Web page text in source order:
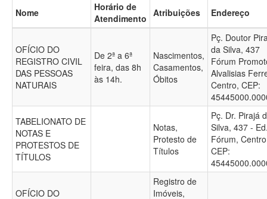
Nome
Horário de
Atendimento Atribuições Endereço
OFÍCIO DO
REGISTRO CIVIL
DAS PESSOAS
NATURAIS
De 2ª a 6ª
feira, das 8h
às 14h.
Nascimentos,
Casamentos,
Óbitos
Pç. Doutor
da Silva, 437
Fórum
Alvalisias
Centro, CEP:
TABELIONATO DE
NOTAS E
PROTESTOS DE
TÍTULOS
Notas,
Protesto de
Títulos
Pç. Dr. Pirajá
Silva, 437 -
Fórum,
CEP:
OFÍCIO DO
Registro de
Imóveis,